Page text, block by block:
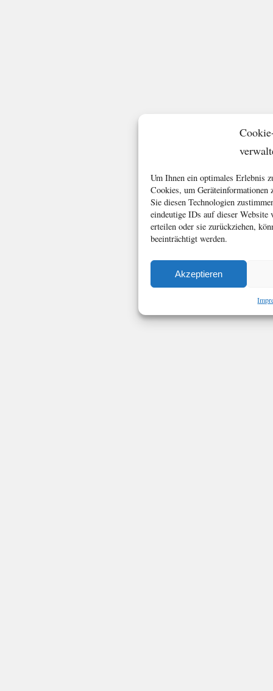
Um Ihnen ein optimales Erlebnis
Cookies, um Geräteinformationen
Sie diesen Technologien
eindeutige IDs auf dieser
erteilen oder sie zurückziehen,
beeinträchtigt werden.
Akzeptieren